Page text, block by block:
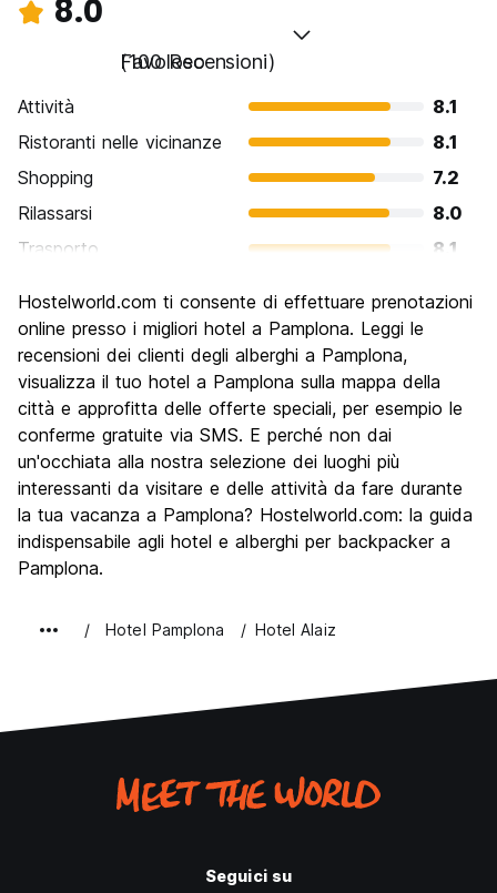
8.0
Favoloso
(100 Recensioni)
Attività
8.1
Ristoranti nelle vicinanze
8.1
Shopping
7.2
Rilassarsi
8.0
Trasporto
8.1
Luoghi di interesse culturale
Festa / Vita notturna
Qualita' Prezzo
8.0
Hostelworld.com ti consente di effettuare prenotazioni
online presso i migliori hotel a Pamplona. Leggi le
recensioni dei clienti degli alberghi a Pamplona,
visualizza il tuo hotel a Pamplona sulla mappa della
città e approfitta delle offerte speciali, per esempio le
conferme gratuite via SMS. E perché non dai
un'occhiata alla nostra selezione dei luoghi più
interessanti da visitare e delle attività da fare durante
la tua vacanza a Pamplona? Hostelworld.com: la guida
indispensabile agli hotel e alberghi per backpacker a
Pamplona.
Hotel Pamplona Hotel Alaiz
Seguici su